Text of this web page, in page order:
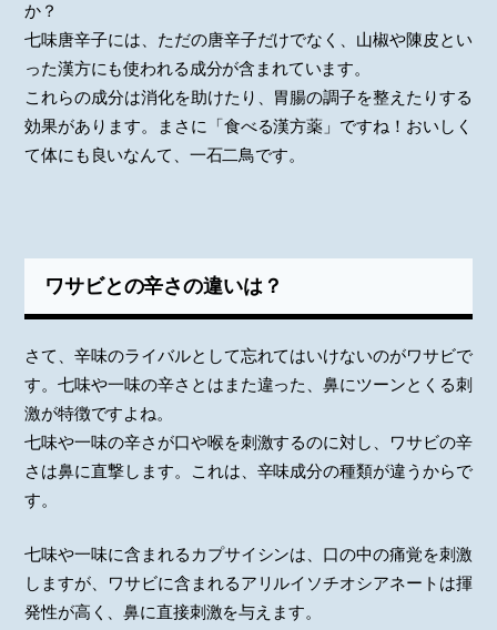
か？
七味唐辛子には、ただの唐辛子だけでなく、山椒や陳皮とい
った漢方にも使われる成分が含まれています。
これらの成分は消化を助けたり、胃腸の調子を整えたりする
効果があります。まさに「食べる漢方薬」ですね！おいしく
て体にも良いなんて、一石二鳥です。
ワサビとの辛さの違いは？
さて、辛味のライバルとして忘れてはいけないのがワサビで
す。七味や一味の辛さとはまた違った、鼻にツーンとくる刺
激が特徴ですよね。
七味や一味の辛さが口や喉を刺激するのに対し、ワサビの辛
さは鼻に直撃します。これは、辛味成分の種類が違うからで
す。
七味や一味に含まれるカプサイシンは、口の中の痛覚を刺激
しますが、ワサビに含まれるアリルイソチオシアネートは揮
発性が高く、鼻に直接刺激を与えます。